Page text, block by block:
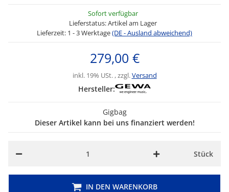
Sofort verfügbar
Lieferstatus: Artikel am Lager
Lieferzeit: 1 - 3 Werktage(DE - Ausland abweichend)
279,00 €
inkl. 19% USt. , zzgl.Versand
Hersteller:
Gigbag
Dieser Artikel kann bei uns finanziert werden!
Stück
IN DEN WARENKORB